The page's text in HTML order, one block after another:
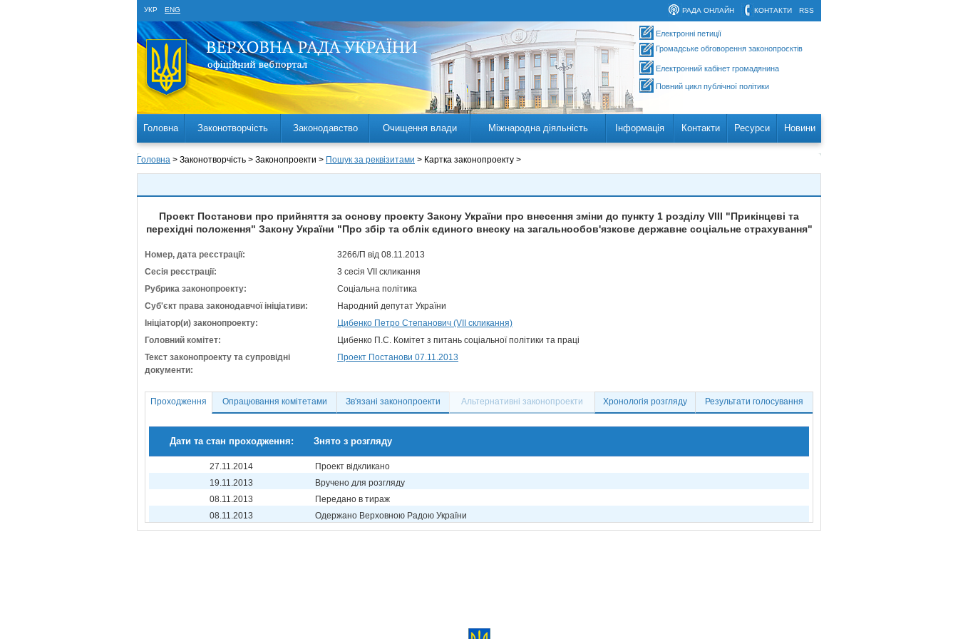
УКР ENG RSS
КОНТАКТИ
РАДА ОНЛАЙН
Електронні петиції
Громадське обговорення законопроєктів
Електронний кабінет громадянина
Повний цикл публічної політики
Головна Законотворчість Законодавство Очищення влади Міжнародна діяльність Інформація Контакти Ресурси Новини
Головна > Законотворчість > Законопроекти > Пошук за реквізитами > Картка законопроекту >
Проект Постанови про прийняття за основу проекту Закону України про внесення зміни до пункту 1 розділу VIII "Прикінцеві та
перехідні положення" Закону України "Про збір та облік єдиного внеску на загальнообов'язкове державне соціальне страхування"
Номер, дата реєстрації:
3266/П від 08.11.2013
Сесія реєстрації:
3 сесія VII скликання
Рубрика законопроекту:
Соціальна політика
Суб'єкт права законодавчої ініціативи:
Народний депутат України
Ініціатор(и) законопроекту:
Цибенко Петро Степанович (VII скликання)
Головний комітет:
Цибенко П.С. Комітет з питань соціальної політики та праці
Текст законопроекту та супровідні
документи:
Проект Постанови 07.11.2013
Проходження Опрацювання комітетами Зв'язані законопроекти Альтернативні законопроекти Хронологія розгляду Результати голосування
Дати та стан проходження: Знято з розгляду
27.11.2014
Проект відкликано
19.11.2013
Вручено для розгляду
08.11.2013
Передано в тираж
08.11.2013
Одержано Верховною Радою України